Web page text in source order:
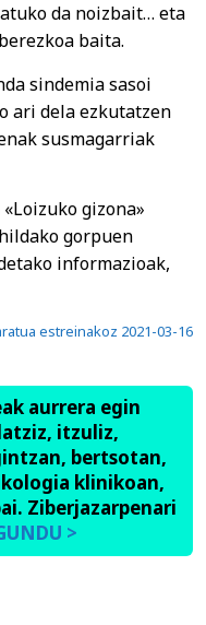
da noizbait… eta
baita.
sindemia sasoi
ari dela ezkutatzen
susmagarriak
gizona»
gorpuen
informazioak,
estreinakoz 2021-03-16
aurrera egin
itzuliz,
bertsotan,
klinikoan,
Ziberjazarpenari
>